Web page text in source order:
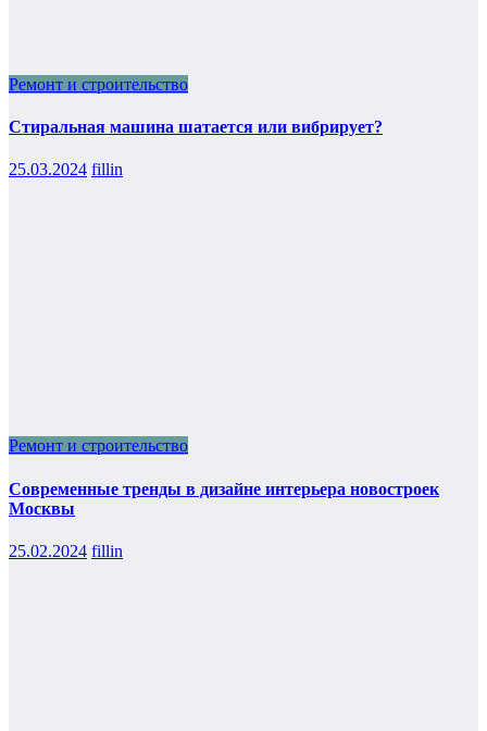
Ремонт и строительство
Стиральная машина шатается или вибрирует?
25.03.2024 fillin
Ремонт и строительство
Современные тренды в дизайне интерьера новостроек
Москвы
25.02.2024 fillin